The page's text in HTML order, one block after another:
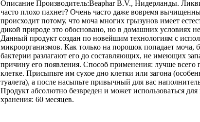
Описание Производитель:Beaphar B.V., Нидерланды.
часто плохо пахнет? Очень часто даже вовремя
происходит потому, что моча многих грызунов имеет
дикой природе это обосновано, но в домашних условиях
Данный продукт создан по новейшим технологиям с
микроорганизмов. Как только на порошок попадает моча,
бактерии разлагают его до составляющих, не имеющих
причину его появления. Способ применения: лучше всего
клетке. Присыпьте им сухое дно клетки или загона
туалета), а после насыпьте привычный для вас
Продукт абсолютно безвреден и может использоваться
хранения: 60 месяцев.